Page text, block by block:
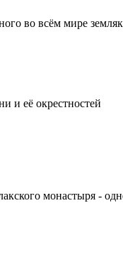
во всём мире
и её окрестностей
монастыря -